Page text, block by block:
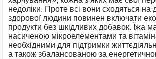
недоліки. Проте всі вони сходяться на
здорової людини повинен включати
продукти без шкідливих добавок. Їжа
насиченою мікроелементами та
необхідними для підтримки
а також збалансованою за